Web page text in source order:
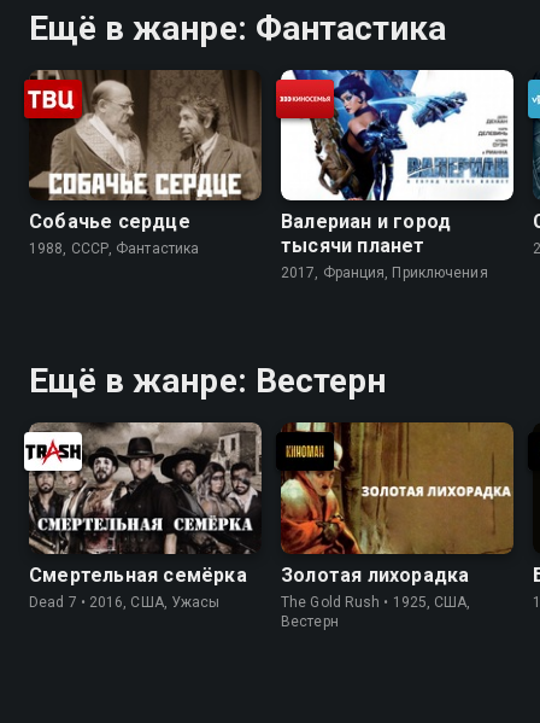
Ещё в жанре: Фантастика
Собачье сердце
1988, СССР, Фантастика
Валериан и город
тысячи планет
2017, Франция, Приключения
Ещё в жанре: Вестерн
Смертельная семёрка
Dead 7 • 2016, США, Ужасы
Золотая лихорадка
The Gold Rush • 1925, США,
Вестерн